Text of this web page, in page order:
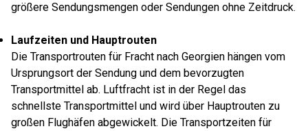
größere Sendungsmengen oder Sendungen ohne Zeitdruck.
Laufzeiten und Hauptrouten
Die Transportrouten für Fracht nach Georgien hängen vom
Ursprungsort der Sendung und dem bevorzugten
Transportmittel ab. Luftfracht ist in der Regel das
schnellste Transportmittel und wird über Hauptrouten zu
großen Flughäfen abgewickelt. Die Transportzeiten für